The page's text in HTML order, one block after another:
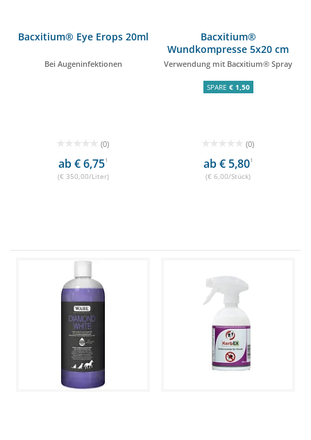
Bacxitium® Eye Erops 20ml
Bei Augeninfektionen
(0)
ab € 6,751
(€ 350,00/Liter)
Bacxitium®
Wundkompresse 5x20 cm
Verwendung mit Bacxitium® Spray
SPARE € 1,50
(0)
ab € 5,801
(€ 6,00/Stück)